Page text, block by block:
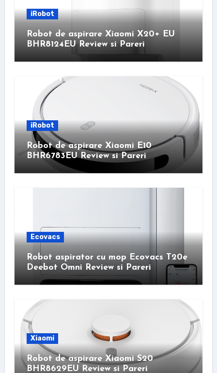
iRobot
Robot de aspirare Xiaomi X20+ EU
BHR8124EU Review si Pareri
iRobot
Robot de aspirare Xiaomi E10
BHR6783EU Review si Pareri
Ecovacs
Robot aspirator cu mop Ecovacs T20e
Deebot Omni Review si Pareri
Xiaomi
Robot de aspirare Xiaomi S20
BHR8629EU Review si Pareri